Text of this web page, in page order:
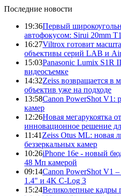
Последние новости
19:36Первый
автофокусом: Sirui 20mm
16:27Viltrox готовит
объективы серий LAB и
15:03Panasonic Lumix S1R
видеосъемке
14:32Zeiss возвращается
объектив уже на подходе
13:58Canon PowerShot V1:
камер
12:26Новая мегарукоятка
инновационное решение
11:41 Zeiss Otus ML: новая
беззеркальных камер
10:26iPhone 16e - новый
48 Мп камерой
09:14Canon PowerShot V1
1.4" и 4K C-Log 3
15:24Великолепные кадры